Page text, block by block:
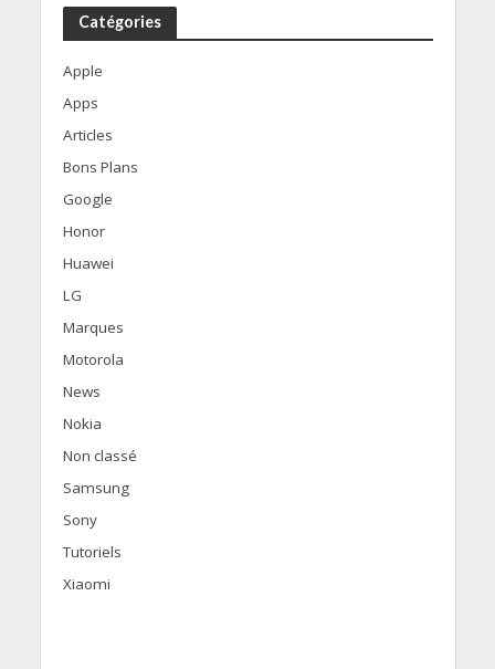
Catégories
Apple
Apps
Articles
Bons Plans
Google
Honor
Huawei
LG
Marques
Motorola
News
Nokia
Non classé
Samsung
Sony
Tutoriels
Xiaomi